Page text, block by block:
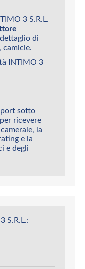
3 S.R.L.
di
camicie.
INTIMO 3
sotto
ricevere
la
e la
e degli
S.R.L.: